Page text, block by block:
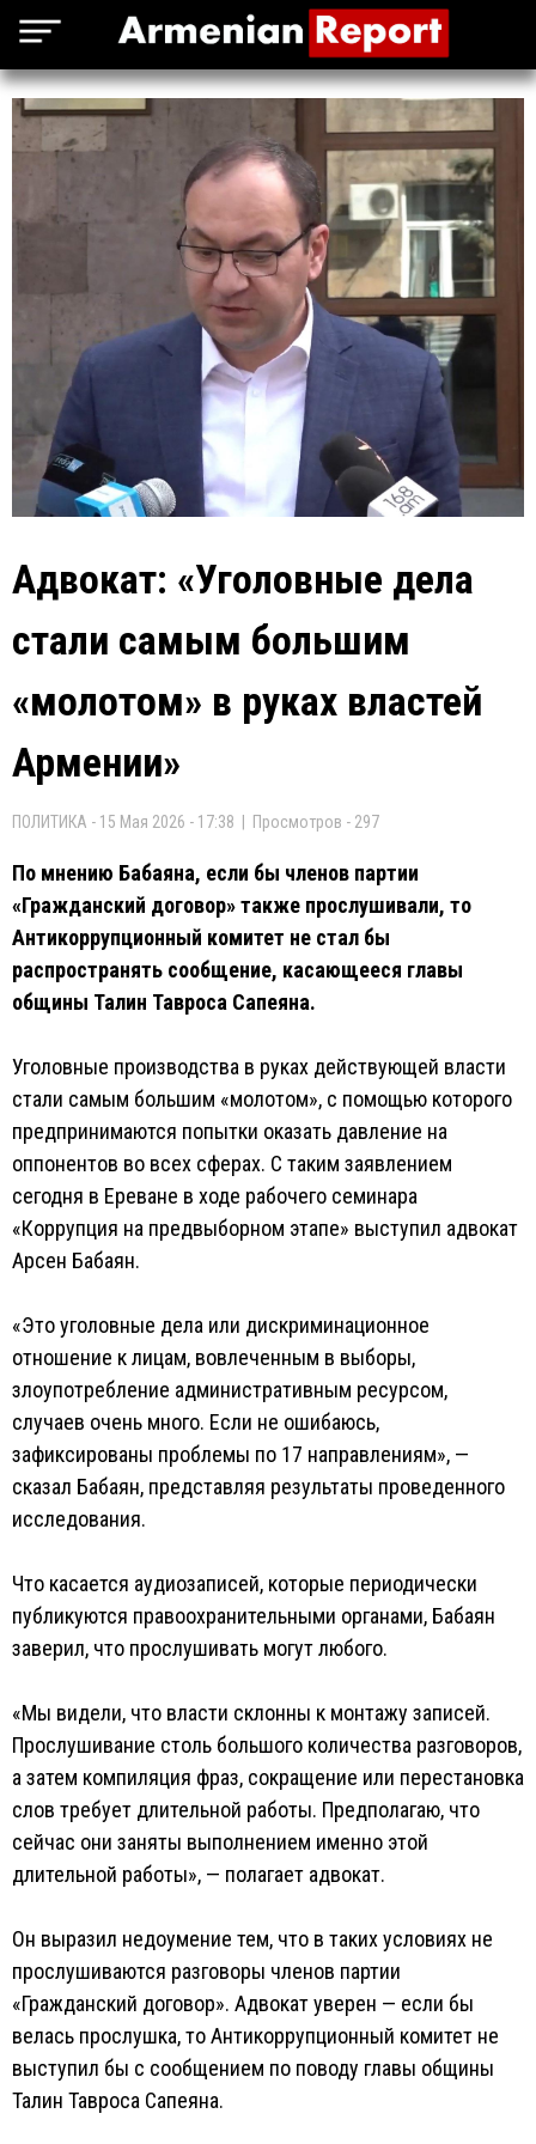
Адвокат: «Уголовные дела
стали самым большим
«молотом» в руках властей
Армении»
ПОЛИТИКА - 15 Мая 2026 - 17:38 | Просмотров - 297
По мнению Бабаяна, если бы членов партии
«Гражданский договор» также прослушивали, то
Антикоррупционный комитет не стал бы
распространять сообщение, касающееся главы
общины Талин Тавроса Сапеяна.
Уголовные производства в руках действующей власти
стали самым большим «молотом», с помощью которого
предпринимаются попытки оказать давление на
оппонентов во всех сферах. С таким заявлением
сегодня в Ереване в ходе рабочего семинара
«Коррупция на предвыборном этапе» выступил адвокат
Арсен Бабаян.
«Это уголовные дела или дискриминационное
отношение к лицам, вовлеченным в выборы,
злоупотребление административным ресурсом,
случаев очень много. Если не ошибаюсь,
зафиксированы проблемы по 17 направлениям», —
сказал Бабаян, представляя результаты проведенного
исследования.
Что касается аудиозаписей, которые периодически
публикуются правоохранительными органами, Бабаян
заверил, что прослушивать могут любого.
«Мы видели, что власти склонны к монтажу записей.
Прослушивание столь большого количества разговоров,
а затем компиляция фраз, сокращение или перестановка
слов требует длительной работы. Предполагаю, что
сейчас они заняты выполнением именно этой
длительной работы», — полагает адвокат.
Он выразил недоумение тем, что в таких условиях не
прослушиваются разговоры членов партии
«Гражданский договор». Адвокат уверен — если бы
велась прослушка, то Антикоррупционный комитет не
выступил бы с сообщением по поводу главы общины
Талин Тавроса Сапеяна.